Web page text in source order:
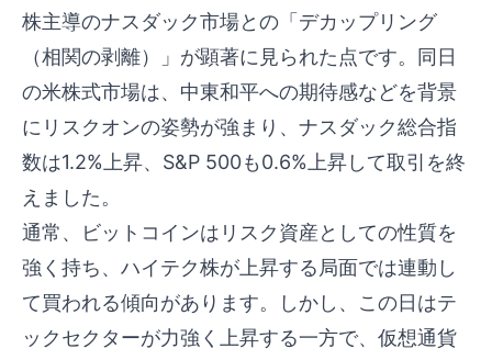
株主導のナスダック市場との「デカップリング
（相関の剥離）」が顕著に見られた点です。同日
の米株式市場は、中東和平への期待感などを背景
にリスクオンの姿勢が強まり、ナスダック総合指
数は1.2%上昇、S&P 500も0.6%上昇して取引を終
えました。
通常、ビットコインはリスク資産としての性質を
強く持ち、ハイテク株が上昇する局面では連動し
て買われる傾向があります。しかし、この日はテ
ックセクターが力強く上昇する一方で、仮想通貨